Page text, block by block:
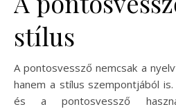
stílus
A pontosvessző nemcsak a
hanem a stílus szempontjából
és a pontosvessző